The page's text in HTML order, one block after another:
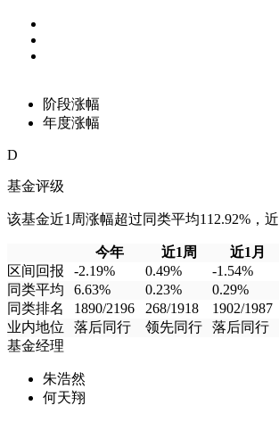
阶段涨幅
年度涨幅
D
基金评级
该基金近1周涨幅超过同类平均112.92%，
今年 近1周 近1月
区间回报
-2.19% 0.49% -1.54%
同类平均
6.63% 0.23% 0.29%
同类排名
1890/2196 268/1918 1902/1987
业内地位
落后同行 领先同行 落后同行
基金经理
朱浩然
何天翔